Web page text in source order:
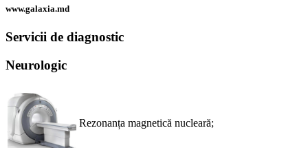
www.galaxia.md
Servicii de diagnostic
Neurologic
Rezonanța magnetică nucleară;